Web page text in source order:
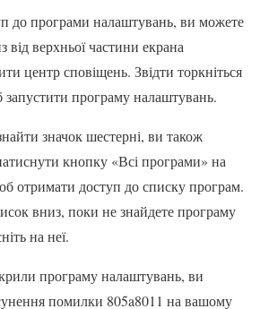
до програми налаштувань, ви можете
від верхньої частини екрана
центр сповіщень. Звідти торкніться
запустити програму налаштувань.
значок шестерні, ви також
кнопку «Всі програми» на
отримати доступ до списку програм.
вниз, поки не знайдете програму
на неї.
програму налаштувань, ви
помилки 805a8011 на вашому